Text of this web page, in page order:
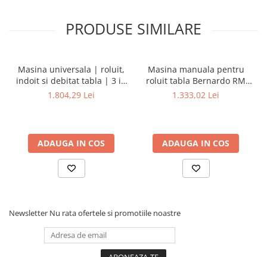
PRODUSE SIMILARE
Masina universala | roluit,
indoit si debitat tabla | 3 in
1 - 200
1.804,29 Lei
ADAUGA IN COS
Masina manuala pentru
roluit tabla Bernardo RM
305
1.333,02 Lei
ADAUGA IN COS
Newsletter Nu rata ofertele si promotiile noastre